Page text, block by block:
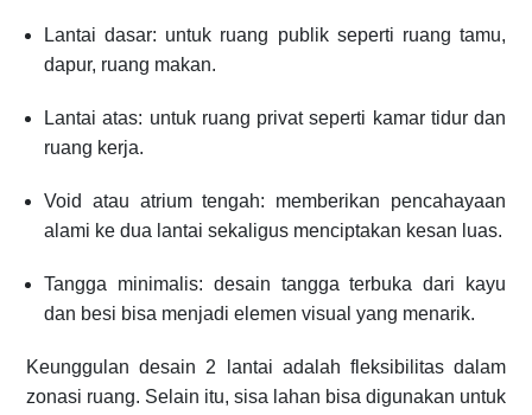
Lantai dasar: untuk ruang publik seperti ruang tamu,
dapur, ruang makan.
Lantai atas: untuk ruang privat seperti kamar tidur dan
ruang kerja.
Void atau atrium tengah: memberikan pencahayaan
alami ke dua lantai sekaligus menciptakan kesan luas.
Tangga minimalis: desain tangga terbuka dari kayu
dan besi bisa menjadi elemen visual yang menarik.
Keunggulan desain 2 lantai adalah fleksibilitas dalam
zonasi ruang. Selain itu, sisa lahan bisa digunakan untuk